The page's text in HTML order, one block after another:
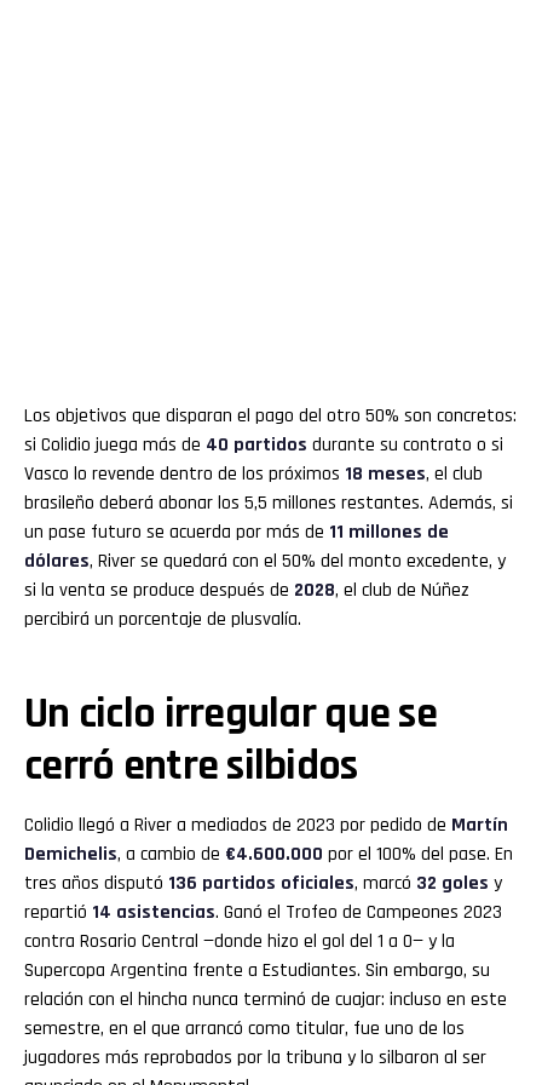
Los objetivos que disparan el pago del otro 50% son concretos:
si Colidio juega más de 40 partidos durante su contrato o si
Vasco lo revende dentro de los próximos 18 meses, el club
brasileño deberá abonar los 5,5 millones restantes. Además, si
un pase futuro se acuerda por más de 11 millones de
dólares, River se quedará con el 50% del monto excedente, y
si la venta se produce después de 2028, el club de Núñez
percibirá un porcentaje de plusvalía.
Un ciclo irregular que se
cerró entre silbidos
Colidio llegó a River a mediados de 2023 por pedido de Martín
Demichelis, a cambio de €4.600.000 por el 100% del pase. En
tres años disputó 136 partidos oficiales, marcó 32 goles y
repartió 14 asistencias. Ganó el Trofeo de Campeones 2023
contra Rosario Central —donde hizo el gol del 1 a 0— y la
Supercopa Argentina frente a Estudiantes. Sin embargo, su
relación con el hincha nunca terminó de cuajar: incluso en este
semestre, en el que arrancó como titular, fue uno de los
jugadores más reprobados por la tribuna y lo silbaron al ser